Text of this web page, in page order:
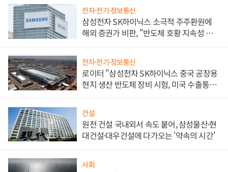
전자·전기·정보통신
삼성전자 SK하이닉스 소극적 주주환원에
해외 증권가 비판, "반도체 호황 지속성 의
전자·전기·정보통신
로이터 "삼성전자 SK하이닉스 중국 공장용
현지 생산 반도체 장비 시험, 미국 수출통제
건설
원전 건설 국내외서 속도 붙어, 삼성물산·현
대건설·대우건설에 다가오는 '약속의 시간'
사회